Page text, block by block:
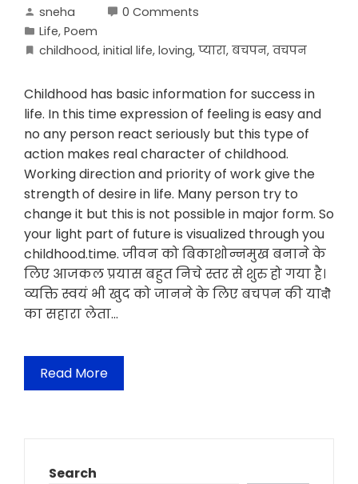
sneha
0 Comments
Life, Poem
childhood, initial life, loving, प्यारा, बचपन, वचपन
Childhood has basic information for success in
life. In this time expression of feeling is easy and
no any person react seriously but this type of
action makes real character of childhood.
Working direction and priority of work give the
strength of desire in life. Many person try to
change it but this is not possible in major form. So
your light part of future is visualized through you
childhood.time. जीवन को बिकाशोन्नमुख बनाने के
लिए आजकल प्रयास बहुत निचे स्तर से शुरु हो गया है।
व्यक्ति स्वयं भी खुद को जानने के लिए बचपन की यादोॆ
का सहारा लेता…
Read More
Search